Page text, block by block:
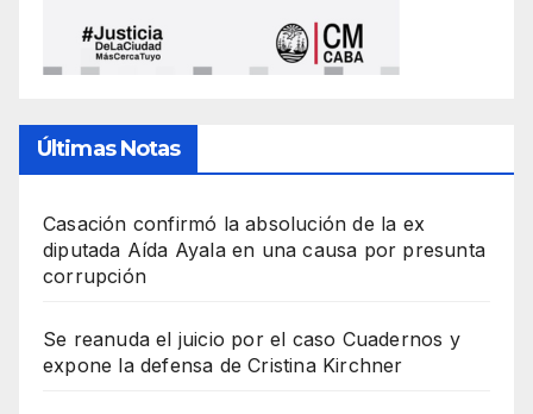
Últimas Notas
Casación confirmó la absolución de la ex
diputada Aída Ayala en una causa por presunta
corrupción
Se reanuda el juicio por el caso Cuadernos y
expone la defensa de Cristina Kirchner